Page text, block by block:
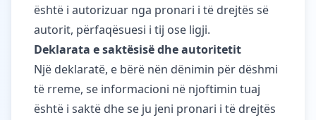
është i autorizuar nga pronari i të drejtës së
autorit, përfaqësuesi i tij ose ligji.
Deklarata e saktësisë dhe autoritetit
Një deklaratë, e bërë nën dënimin për dëshmi
të rreme, se informacioni në njoftimin tuaj
është i saktë dhe se ju jeni pronari i të drejtës